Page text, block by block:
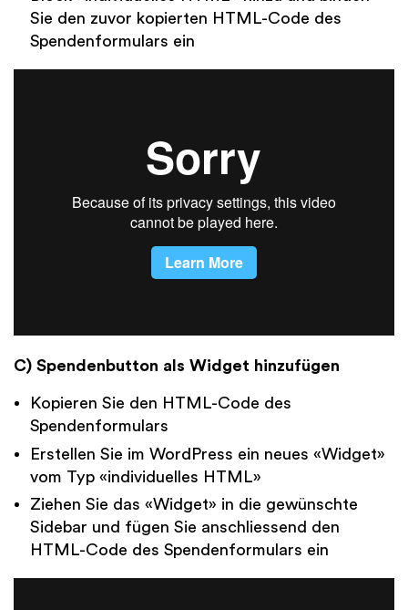
Sie den zuvor kopierten HTML-Code des
Spendenformulars ein
C) Spendenbutton als Widget hinzufügen
Kopieren Sie den HTML-Code des
Spendenformulars
Erstellen Sie im WordPress ein neues «Widget»
vom Typ «individuelles HTML»
Ziehen Sie das «Widget» in die gewünschte
Sidebar und fügen Sie anschliessend den
HTML-Code des Spendenformulars ein